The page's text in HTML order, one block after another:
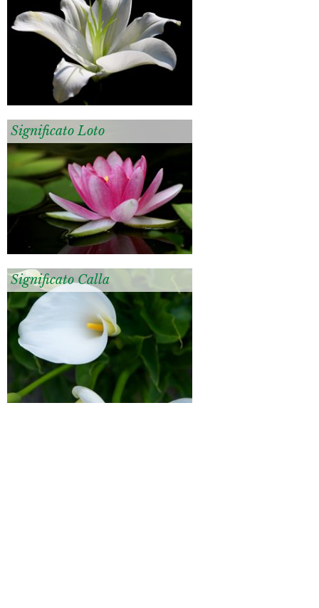
Significato Loto
Significato Calla